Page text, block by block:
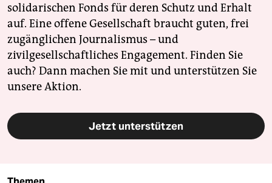
solidarischen Fonds für deren Schutz und Erhalt
auf. Eine offene Gesellschaft braucht guten, frei
zugänglichen Journalismus – und
zivilgesellschaftliches Engagement. Finden Sie
auch? Dann machen Sie mit und unterstützen Sie
unsere Aktion.
Jetzt unterstützen